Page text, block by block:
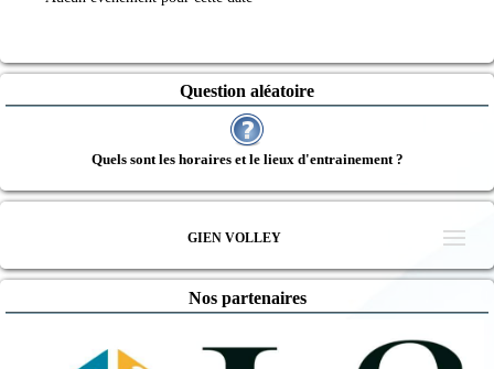
Question aléatoire
Quels sont les horaires et le lieux d'entrainement ?
GIEN VOLLEY
Nos partenaires